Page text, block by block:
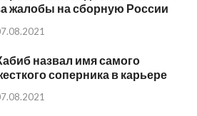
жалобы на сборную России
назвал имя самого
соперника в карьере